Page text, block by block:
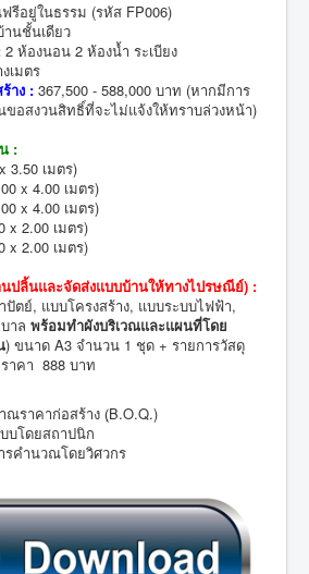
รีอยู่ในธรรม (รหัส FP006)
านชั้นเดียว
2 ห้องนอน 2 ห้องน้ำ ระเบียง
เมตร
าง : 367,500 - 588,000 บาท (หากมีการ
ขอสงวนสิทธิ์ที่จะไม่แจ้งให้ทราบล่วงหน้า)
:
3.50 เมตร)
x 4.00 เมตร)
x 4.00 เมตร)
x 2.00 เมตร)
x 2.00 เมตร)
ปลิ้นและจัดส่งแบบบ้านให้ทางไปรษณีย์) :
ตย์, แบบโครงสร้าง, แบบระบบไฟฟ้า,
าล พร้อมทำผังบริเวณและแผนที่โดย
) ขนาด A3 จำนวน 1 ชุด + รายการวัสดุ
าคา 888 บาท
ณราคาก่อสร้าง (ฺB.O.Q.)
บโดยสถาปนิก
รคำนวณโดยวิศวกร